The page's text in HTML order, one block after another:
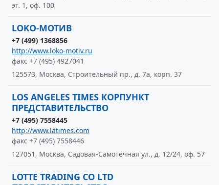
эт. 1, оф. 100
LOKO-МОТИВ
+7 (499) 1368856
http://www.loko-motiv.ru
факс +7 (495) 4927041
125573, Москва, Строительный пр., д. 7а, корп. 37
LOS ANGELES TIMES КОРПУНКТ
ПРЕДСТАВИТЕЛЬСТВО
+7 (495) 7558445
http://www.latimes.com
факс +7 (495) 7558446
127051, Москва, Садовая-Самотечная ул., д. 12/24, оф. 57
LOTTE TRADING СО LTD